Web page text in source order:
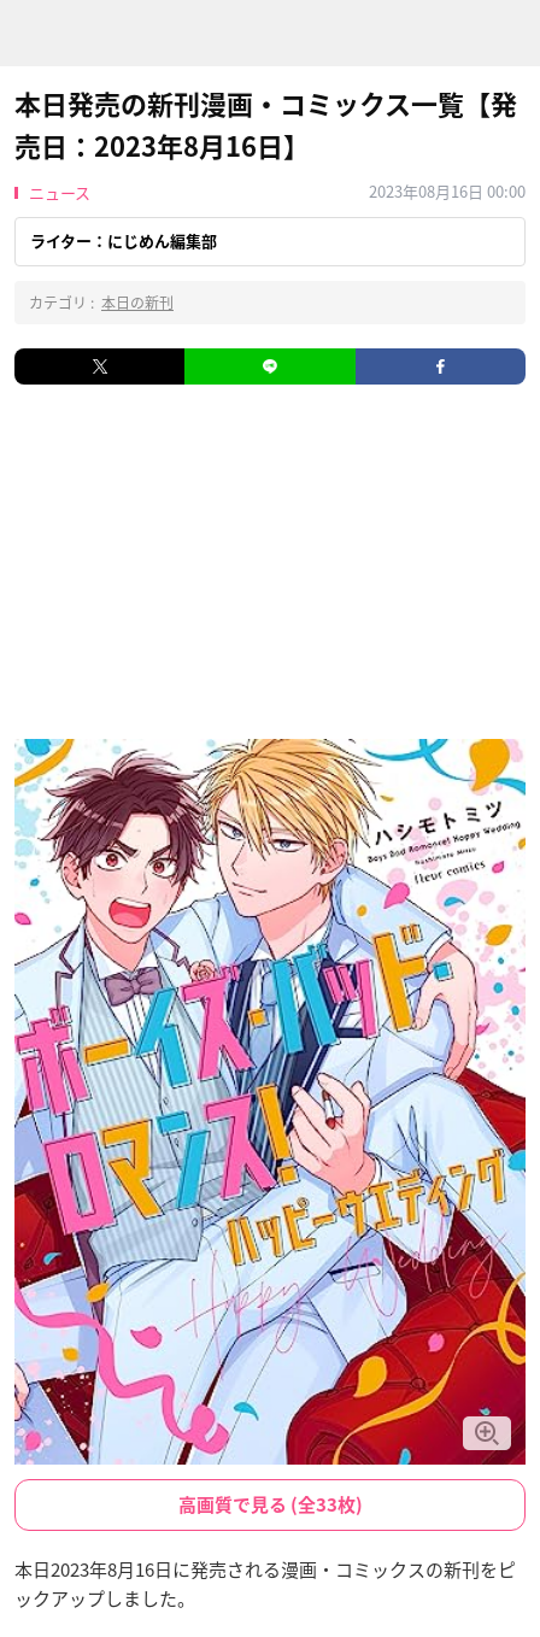
本日発売の新刊漫画・コミックス一覧【発
売日：2023年8月16日】
ニュース 2023年08月16日 00:00
ライター：にじめん編集部
カテゴリ : 本日の新刊
高画質で見る (全33枚)
本日2023年8月16日に発売される漫画・コミックスの新刊をピ
ックアップしました。